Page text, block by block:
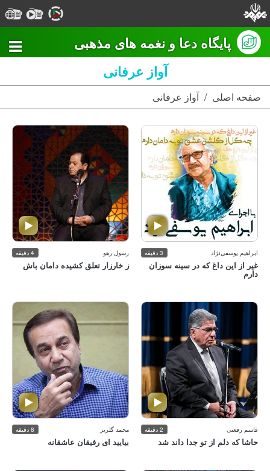
پایگاه دعا و نغمه های مذهبی
آواز عرفانی
صفحه اصلی آواز عرفانی
ابراهیم یوسفی‌نژاد 3 دقیقه
غیر از این داغ كه در سینه سوزان
دارم
رسول رهو 4 دقیقه
ز خارزار تعلق كشیده دامان باش
قاسم رفعتی 2 دقیقه
حاشا كه دلم از تو جدا داند شد
محمد گلریز 8 دقیقه
بیایید ای رفیقان عاشقانه